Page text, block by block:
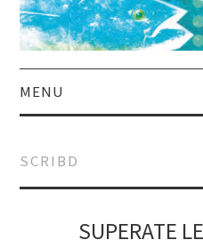
MENU
ACQUISTALO
SCRIBD
SUPERATE